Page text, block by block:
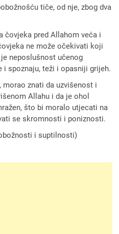
tiče, od nje, zbog dva
čovjeka pred Allahom veća i
ne može očekivati koji
neposlušnost učenog
i spoznaju, teži i opasniji grijeh.
morao znati da uzvišenost i
Allahu i da je ohol
što bi moralo utjecati na
se skromnosti i poniznosti.
i suptilnosti)